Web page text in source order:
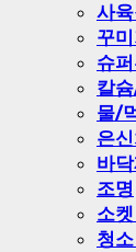
사
꾸
슈
칼
물/
은신
바닥
조명
소
청